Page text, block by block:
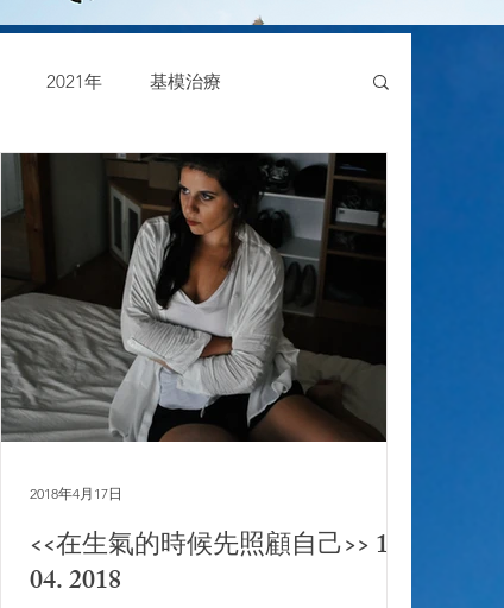
2021年 基模治療
<<在生氣的時候先照顧自己>> 17.
04. 2018
2018年4月17日